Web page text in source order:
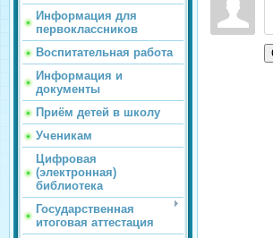
Информация для
первоклассников
Воспитательная работа
Информация и
документы
Приём детей в школу
Ученикам
Цифровая
(электронная)
библиотека
Государственная
итоговая аттестация